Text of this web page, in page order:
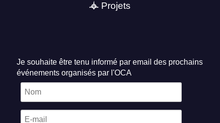
Projets
Je souhaite être tenu informé par email des prochains
événements organisés par l'OCA